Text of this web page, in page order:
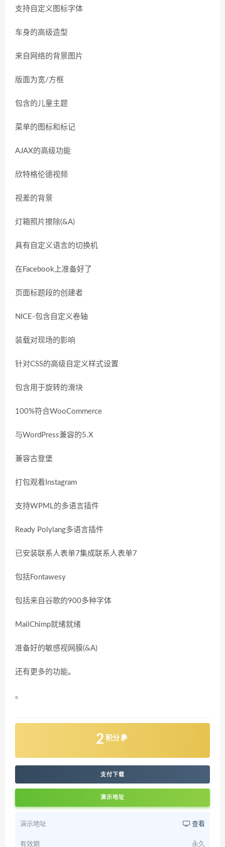
支持自定义图标字体
车身的高级造型
来自网络的背景图片
版面为宽/方框
包含的儿童主题
菜单的图标和标记
AJAX的高级功能
欣特格伦德视频
视差的背景
灯箱照片擦除(&A)
具有自定义语言的切换机
在Facebook上准备好了
页面标题段的创建者
NICE-包含自定义卷轴
装载对现场的影响
针对CSS的高级自定义样式设置
包含用于旋转的滑块
100%符合WooCommerce
与WordPress兼容的5.X
兼容古登堡
打包观看Instagram
支持WPML的多语言插件
Ready Polylang多语言插件
已安装联系人表单7集成联系人表单7
包括Fontawesy
包括来自谷歌的900多种字体
MailChimp就绪就绪
准备好的敏感视网膜(&A)
还有更多的功能。
。
2 积分
支付下载
演示地址
演示地址 查看
有效期 永久